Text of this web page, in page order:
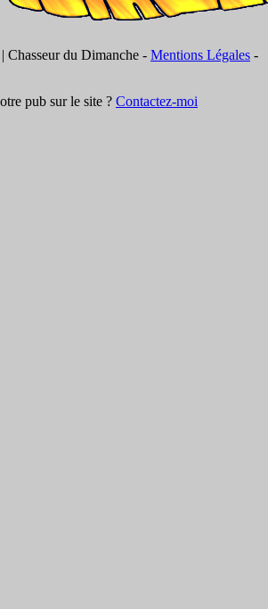
Chasseur du Dimanche - Mentions Légales -
pub sur le site ? Contactez-moi